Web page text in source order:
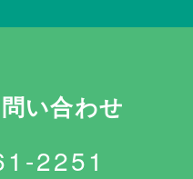
い合わせ
2251